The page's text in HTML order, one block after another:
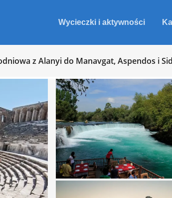
Wycieczki i aktywności
z Alanyi do Manavgat, Aspendos i